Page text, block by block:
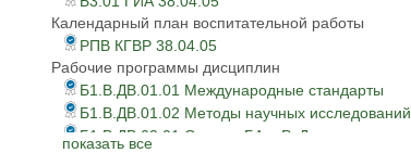
Календарный план воспитательной работы
РПВ КГВР 38.04.05
Рабочие программы дисциплин
Б1.В.ДВ.01.01 Международные стандарты
Б1.В.ДВ.01.02 Методы научных исследований
Б1.В.ДВ.03.01 Основы БА и РсД
показать все